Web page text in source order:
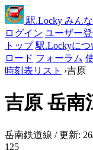
駅.Locky みん
ログイン ユーザー
トップ 駅.Lockyにつ
ロード フォーラム
時刻表リスト ›吉原
吉原岳南
岳南鉄道線 / 更新:
125